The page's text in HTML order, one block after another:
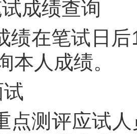
成绩查询
绩在笔试日后
本人成绩。
点测评应试